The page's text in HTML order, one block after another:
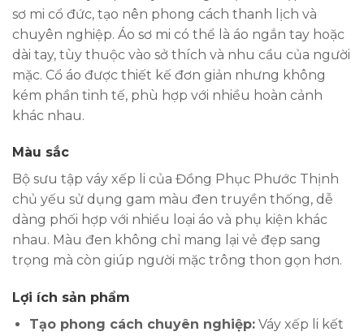
sơ mi cổ đức, tạo nên phong cách thanh lịch và
chuyên nghiệp. Áo sơ mi có thể là áo ngắn tay hoặc
dài tay, tùy thuộc vào sở thích và nhu cầu của người
mặc. Cổ áo được thiết kế đơn giản nhưng không
kém phần tinh tế, phù hợp với nhiều hoàn cảnh
khác nhau.
Màu sắc
Bộ sưu tập váy xếp li của Đồng Phục Phước Thịnh
chủ yếu sử dụng gam màu đen truyền thống, dễ
dàng phối hợp với nhiều loại áo và phụ kiện khác
nhau. Màu đen không chỉ mang lại vẻ đẹp sang
trọng mà còn giúp người mặc trông thon gọn hơn.
Lợi ích sản phẩm
Tạo phong cách chuyên nghiệp:Váy xếp li kết